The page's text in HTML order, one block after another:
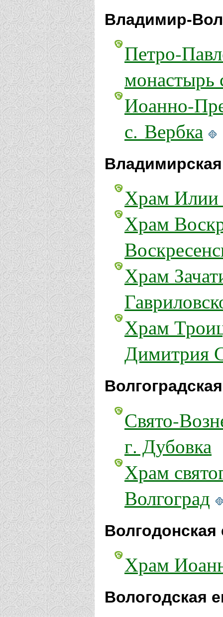
Владимир-
Петро-
монастырь
Иоанно-
с. Вербка
Храм Илии
Храм
Храм
Храм
Димитрия
Свято-
г. Дубовка
Храм
Волгоград
Волгодонская
Храм
Вологодская